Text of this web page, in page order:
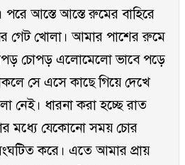
পরে আস্তে আস্তে রুমের বাহিরে
গেট খোলা। আমার পাশের রুমে
চোপড় এলোমেলো ভাবে পড়ে
সে এসে কাছে গিয়ে দেখে
নেই। ধারনা করা হচ্ছে রাত
মধ্যে যেকোনো সময় চোর
করে। এতে আমার প্রায়